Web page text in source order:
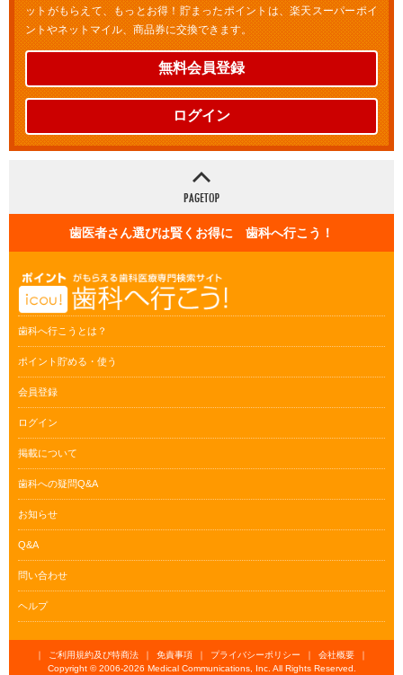
ットがもらえて、もっとお得！貯まったポイントは、楽天スーパーポイ
ントやネットマイル、商品券に交換できます。
無料会員登録
ログイン
歯医者さん選びは賢くお得に 歯科へ行こう！
歯科へ行こうとは？
ポイント貯める・使う
会員登録
ログイン
掲載について
歯科への疑問Q&A
お知らせ
Q&A
問い合わせ
ヘルプ
｜ ご利用規約及び特商法 ｜ 免責事項 ｜ プライバシーポリシー ｜ 会社概要
｜
Copyright © 2006-2026 Medical Communications, Inc. All Rights Reserved.